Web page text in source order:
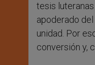
tesis
apoderado
unidad. Por
conversión y,